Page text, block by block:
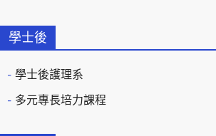
學士後
學士後護理系
多元專長培力課程